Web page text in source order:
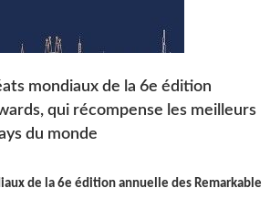
mondiaux de la 6e édition
qui récompense les meilleurs
du monde
de la 6e édition annuelle des Remarkable